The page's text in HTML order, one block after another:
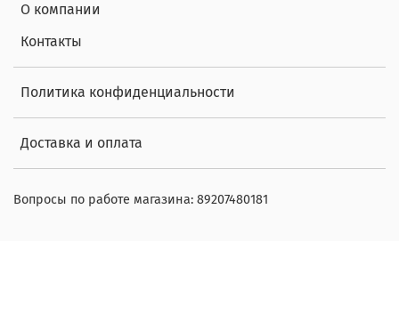
О компании
Контакты
Политика конфиденциальности
Доставка и оплата
Вопросы по работе магазина: 89207480181